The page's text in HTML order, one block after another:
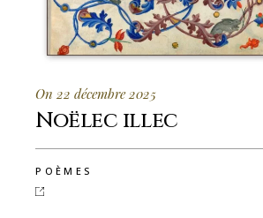
On 22 décembre 2025
Noëlec illec
POÈMES